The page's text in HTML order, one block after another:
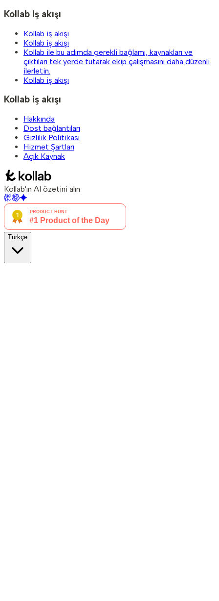
Kollab iş akışı
Kollab iş akışı
Kollab iş akışı
Kollab ile bu adımda gerekli bağlamı, kaynakları ve
çıktıları tek yerde tutarak ekip çalışmasını daha düzenli
ilerletin.
Kollab iş akışı
Kollab iş akışı
Hakkında
Dost bağlantıları
Gizlilik Politikası
Hizmet Şartları
Açık Kaynak
Kollab'ın AI özetini alın
Türkçe